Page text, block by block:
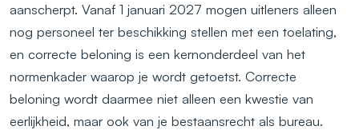
aanscherpt. Vanaf 1 januari 2027 mogen uitleners alleen
nog personeel ter beschikking stellen met een toelating,
en correcte beloning is een kernonderdeel van het
normenkader waarop je wordt getoetst. Correcte
beloning wordt daarmee niet alleen een kwestie van
eerlijkheid, maar ook van je bestaansrecht als bureau.